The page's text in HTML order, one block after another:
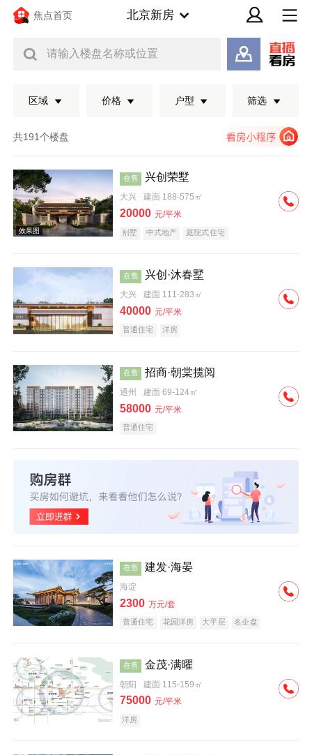
焦点首页 北京新房
请输入楼盘名称或位置
区域 价格 户型 筛选
共191个楼盘
效果图
在售 兴创荣墅
大兴 建面 188-575㎡
20000 元/平米
别墅 中式地产 庭院式住宅
在售 兴创·沐春墅
大兴 建面 111-283㎡
40000 元/平米
普通住宅 洋房
在售 招商·朝棠揽阅
通州 建面 69-124㎡
58000 元/平米
普通住宅
在售 建发·海晏
海淀
2300 万元/套
普通住宅 花园洋房 大平层
名企盘
在售 金茂·满曜
朝阳 建面 115-159㎡
75000 元/平米
洋房